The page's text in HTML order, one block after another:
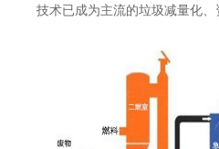
技术已成为主流的垃圾减量化